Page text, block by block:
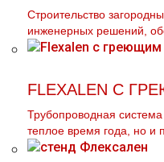
Строительство
инженерных решений,
FLEXALEN С
Трубопроводная
теплое время года, но и